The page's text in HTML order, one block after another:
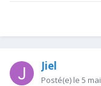
Jiel
Posté(e) le 5 mai